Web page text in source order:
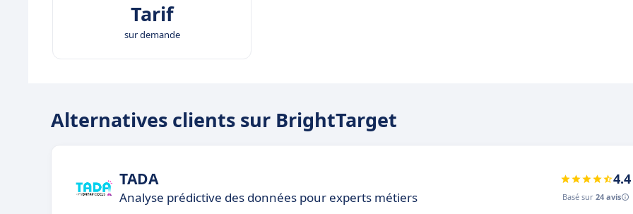
Tarif
sur demande
Alternatives clients sur BrightTarget
TADA
Analyse prédictive des données pour experts métiers
4.4
Basé sur 24 avis